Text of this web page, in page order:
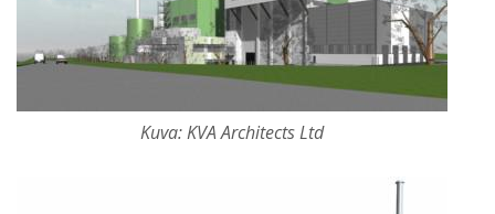
Kuva: KVA Architects Ltd